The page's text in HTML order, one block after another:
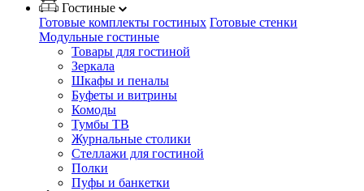
Гостиные
Готовые комплекты гостиных Готовые стенки
Модульные гостиные
Товары для гостиной
Зеркала
Шкафы и пеналы
Буфеты и витрины
Комоды
Тумбы ТВ
Журнальные столики
Стеллажи для гостиной
Полки
Пуфы и банкетки